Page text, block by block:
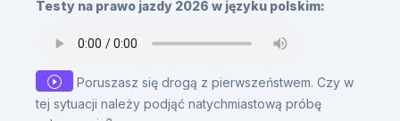
Testy na prawo jazdy 2026 w języku polskim:
Poruszasz się drogą z pierwszeństwem. Czy w
tej sytuacji należy podjąć natychmiastową próbę